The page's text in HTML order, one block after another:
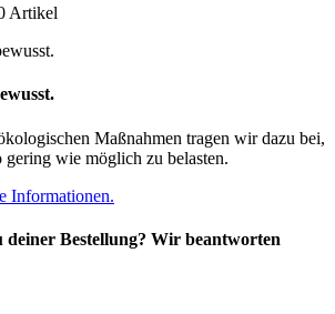
Artikel
Maßnahmen tragen wir dazu bei,
wie möglich zu belasten.
Informationen.
deiner Bestellung? Wir beantworten